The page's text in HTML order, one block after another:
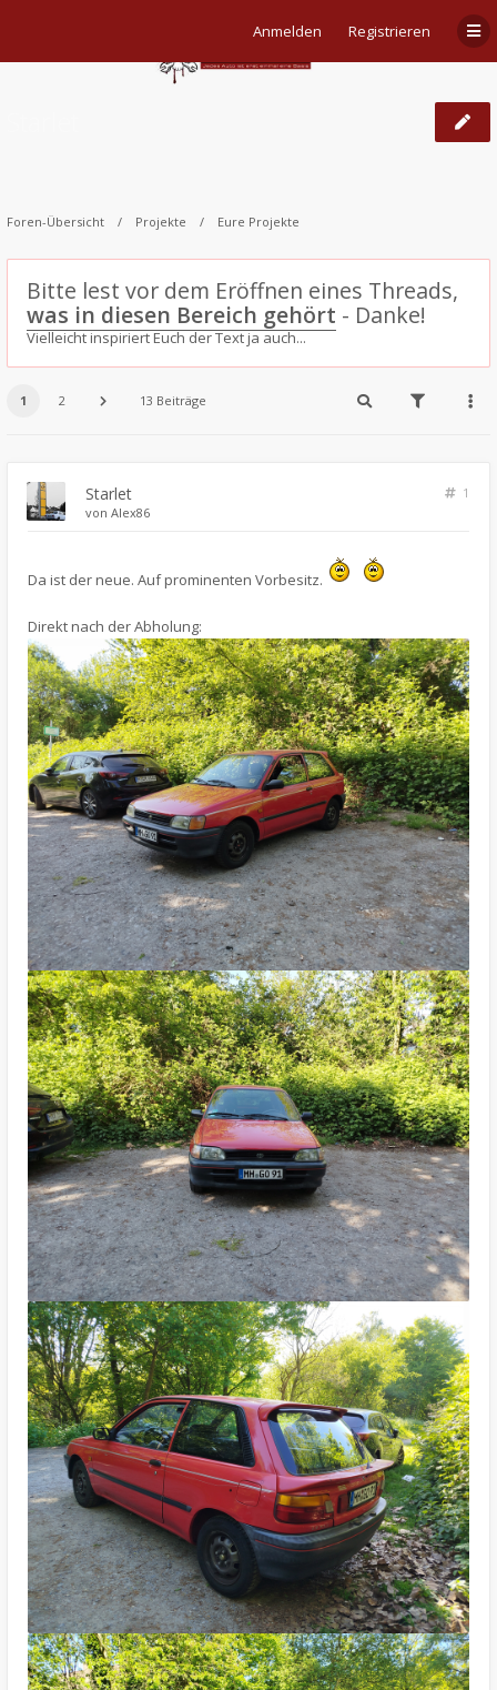
Anmelden Registrieren
Foren-Übersicht Projekte Eure Projekte
Bitte lest vor dem Eröffnen eines Threads,
was in diesen Bereich gehört - Danke!
Vielleicht inspiriert Euch der Text ja auch...
1 2 13 Beiträge
Starlet
1
von Alex86
Da ist der neue. Auf prominenten Vorbesitz.
Direkt nach der Abholung: